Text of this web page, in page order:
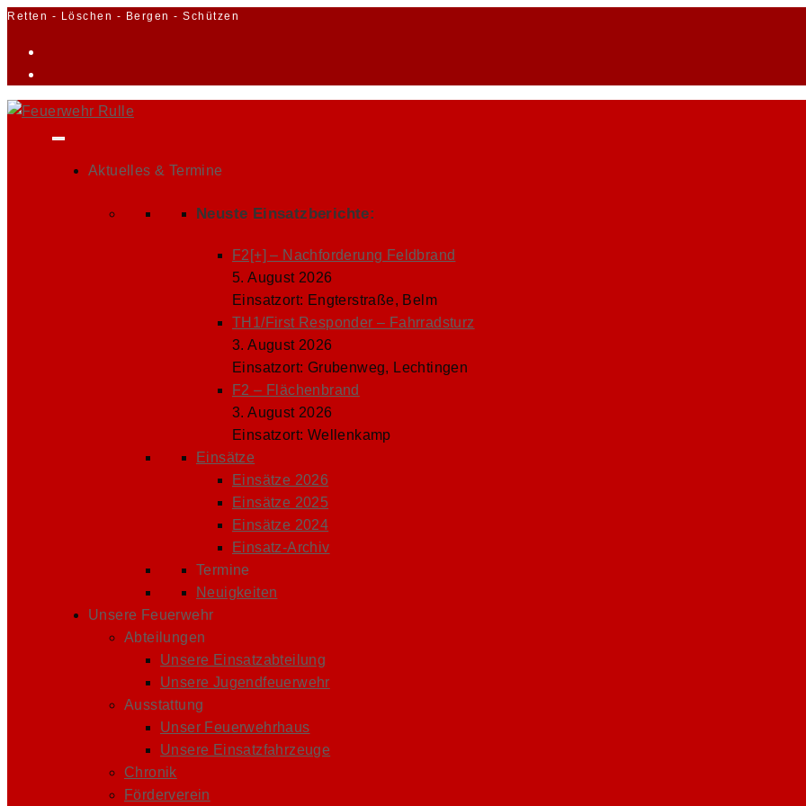
Zum
Retten - Löschen - Bergen - Schützen
Aktuelles & Termine
Neuste Einsatzberichte:
F2[+] – Nachforderung Feldbrand
5. August 2026
Einsatzort: Engterstraße, Belm
TH1/First Responder – Fahrradsturz
3. August 2026
Einsatzort: Grubenweg, Lechtingen
F2 – Flächenbrand
3. August 2026
Einsatzort: Wellenkamp
Einsätze
Einsätze 2026
Einsätze 2025
Einsätze 2024
Einsatz-Archiv
Termine
Neuigkeiten
Unsere Feuerwehr
Abteilungen
Unsere Einsatzabteilung
Unsere Jugendfeuerwehr
Ausstattung
Unser Feuerwehrhaus
Unsere Einsatzfahrzeuge
Chronik
Förderverein